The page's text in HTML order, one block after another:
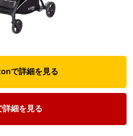
で詳細を見る
詳細を見る